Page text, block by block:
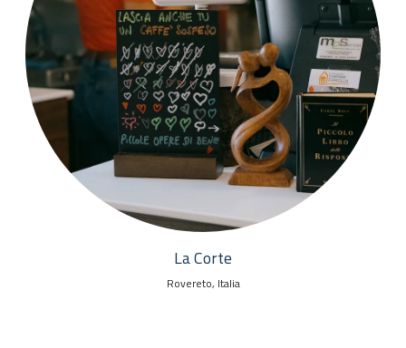
La Corte
Rovereto, Italia